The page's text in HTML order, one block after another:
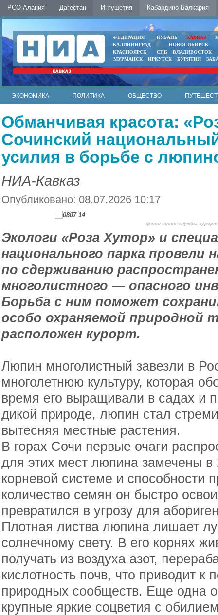
РСО-Алания Дагестан Ингушетия Кабардино-Балкария
ФЕДЕРАЦИЯ КУБАНЬ КАВКАЗ
КАЛИНИНГРАД
НОВОСИБИРСК
КРАСНОЯРСК
СПБ
ВЛАДИВОСТОК
МУРМАНСК
ИРКУТСК БУРЯТИЯ
ЭКОНОМИКА ПОЛИТИКА ОБЩЕСТВО
Обманчивая красота:
Сочинский
усилия в борьбе с
НИА-Кавказ
Опубликовано: 08.07.2026 10:17
фото пресс-службы
Экологи «Роза Хутор» и
национального парка
по сдерживанию
многолистного — опасного
Борьба с ним поможет
особо охраняемой природной
расположен курорт.
Люпин многолистный завезли в
многолетнюю культуру, которая
время его выращивали в садах и
дикой природе, люпин стал
вытесняя местные растения.
В горах Сочи первые очаги
для этих мест люпина замечены
корневой системе и способности
количество семян он быстро
превратился в угрозу для
Плотная листва люпина лишает
солнечному свету. В его корнях
получать из воздуха азот,
кислотность почв, что приводит к
природных сообществ. Еще одна
крупные яркие соцветия с